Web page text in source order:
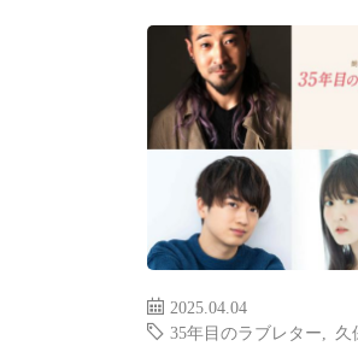
2025.04.04
35年目のラブレター
久